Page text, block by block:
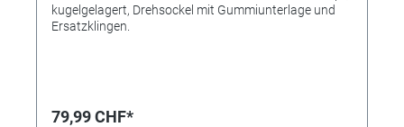
kugelgelagert, Drehsockel mit Gummiunterlage und
Ersatzklingen.
79,99 CHF*